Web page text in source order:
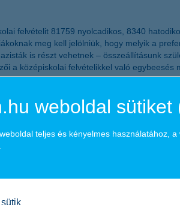
felvételit 81759 nyolcadikos, 8340
meg kell jelölniük, hogy melyik a
is részt vehetnek – összeállításunk
a középiskolai felvételikkel való
felkészülni a versenyre.
mondj le valamiről" - te
is csökkenti.
weboldal sütiket
teljes és kényelmes használatához,